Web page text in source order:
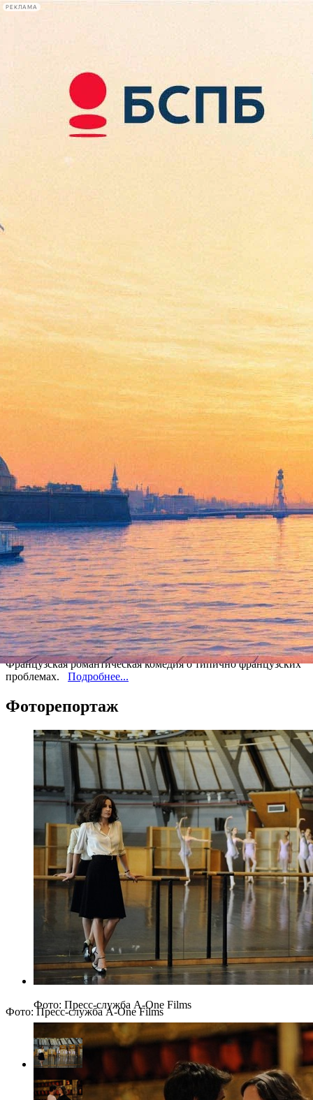
РЕКЛАМА
Сегодня:
2026.08.08
21:35
Афиша Plus
Твоя рука в моей руке
15 мая 2013, среда-05 июня 2013, среда
Версия для печати
Все кино
Французская романтическая комедия о типично французских
проблемах. Подробнее...
Фоторепортаж
Фото: Пресс-служба A-One Films
Фото: Пресс-служба A-One Films